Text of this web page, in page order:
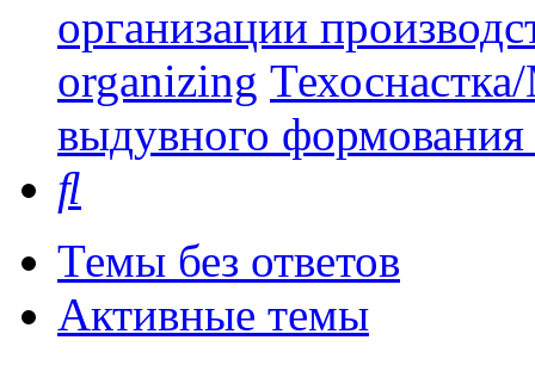
организации
organizing
выдувного
Темы без ответов
Активные темы